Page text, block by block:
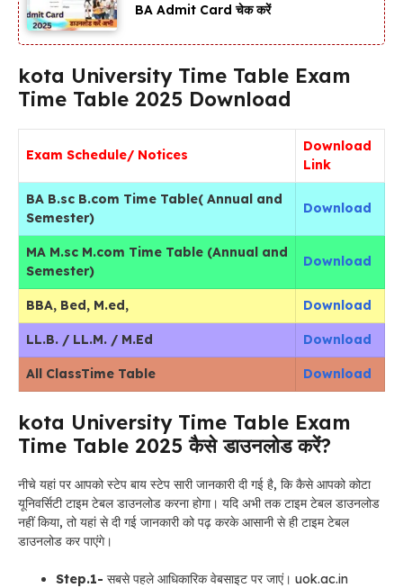
BA Admit Card चेक करें
kota University Time Table Exam
Time Table 2025 Download
Exam Schedule/ Notices
Download
Link
BA B.sc B.com Time Table( Annual and
Semester)
Download
MA M.sc M.com Time Table (Annual and
Semester)
Download
BBA, Bed, M.ed, Download
LL.B. / LL.M. / M.Ed Download
All ClassTime Table Download
kota University Time Table Exam
Time Table 2025 कैसे डाउनलोड करें?
नीचे यहां पर आपको स्टेप बाय स्टेप सारी जानकारी दी गई है, कि कैसे आपको कोटा
यूनिवर्सिटी टाइम टेबल डाउनलोड करना होगा। यदि अभी तक टाइम टेबल डाउनलोड
नहीं किया, तो यहां से दी गई जानकारी को पढ़ करके आसानी से ही टाइम टेबल
डाउनलोड कर पाएंगे।
Step.1- सबसे पहले आधिकारिक वेबसाइट पर जाएं। uok.ac.in